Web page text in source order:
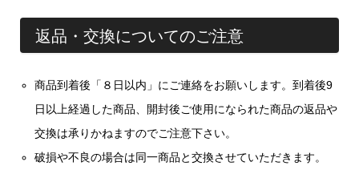
返品・交換についてのご注意
商品到着後「８日以内」にご連絡をお願いします。到着後9
日以上経過した商品、開封後ご使用になられた商品の返品や
交換は承りかねますのでご注意下さい。
破損や不良の場合は同一商品と交換させていただきます。